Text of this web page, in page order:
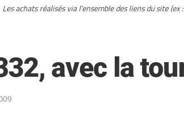
Les achats réalisés via l'ensemble des liens du site
avec la